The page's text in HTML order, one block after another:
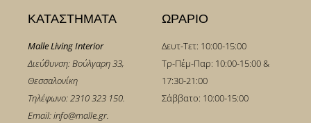
ΚΑΤΑΣΤΗΜΑΤΑ
Malle Living Interior
Διεύθυνση: Βούλγαρη 33,
Θεσσαλονίκη
Τηλέφωνο:2310 323 150.
Email:info@malle.gr.
ΩΡΑΡΙΟ
Δευτ-Τετ: 10:00-15:00
Τρ-Πέμ-Παρ: 10:00-15:00 &
17:30-21:00
Σάββατο: 10:00-15:00